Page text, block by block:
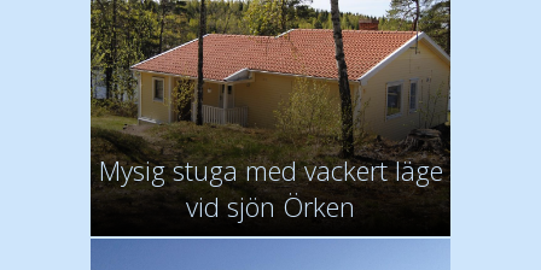
Mysig stuga med vackert läge
vid sjön Örken